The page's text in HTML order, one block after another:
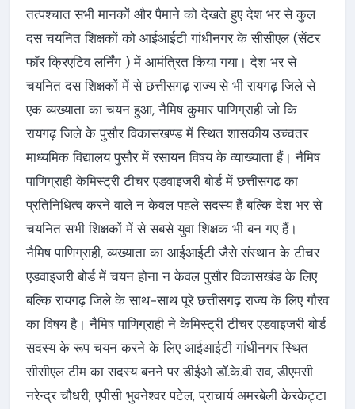
तत्पश्चात सभी मानकों और पैमाने को देखते हुए देश भर से कुल
दस चयनित शिक्षकों को आईआईटी गांधीनगर के सीसीएल (सेंटर
फॉर क्रिएटिव लर्निंग ) में आमंत्रित किया गया। देश भर से
चयनित दस शिक्षकों में से छत्तीसगढ़ राज्य से भी रायगढ़ जिले से
एक व्यख्याता का चयन हुआ, नैमिष कुमार पाणिग्राही जो कि
रायगढ़ जिले के पुसौर विकासखण्ड में स्थित शासकीय उच्चतर
माध्यमिक विद्यालय पुसौर में रसायन विषय के व्याख्याता हैं। नैमिष
पाणिग्राही केमिस्ट्री टीचर एडवाइजरी बोर्ड में छत्तीसगढ़ का
प्रतिनिधित्व करने वाले न केवल पहले सदस्य हैं बल्कि देश भर से
चयनित सभी शिक्षकों में से सबसे युवा शिक्षक भी बन गए हैं।
नैमिष पाणिग्राही, व्यख्याता का आईआईटी जैसे संस्थान के टीचर
एडवाइजरी बोर्ड में चयन होना न केवल पुसौर विकासखंड के लिए
बल्कि रायगढ़ जिले के साथ-साथ पूरे छत्तीसगढ़ राज्य के लिए गौरव
का विषय है। नैमिष पाणिग्राही ने केमिस्ट्री टीचर एडवाइजरी बोर्ड
सदस्य के रूप चयन करने के लिए आईआईटी गांधीनगर स्थित
सीसीएल टीम का सदस्य बनने पर डीईओ डॉ.के.वी राव, डीएमसी
नरेन्द्र चौधरी, एपीसी भुवनेश्वर पटेल, प्राचार्य अमरबेली केरकेट्टा